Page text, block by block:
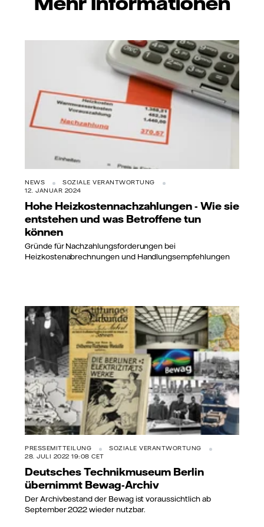
NEWS
SOZIALE VERANTWORTUNG
12. JANUAR 2024
Hohe Heizkostennachzahlungen - Wie sie
entstehen und was Betroffene tun
können
Gründe für Nachzahlungsforderungen bei
Heizkostenabrechnungen und Handlungsempfehlungen
PRESSEMITTEILUNG
SOZIALE VERANTWORTUNG
28. JULI 2022 19:08 CET
Deutsches Technikmuseum Berlin
übernimmt Bewag-Archiv
Der Archivbestand der Bewag ist voraussichtlich ab
September 2022 wieder nutzbar.